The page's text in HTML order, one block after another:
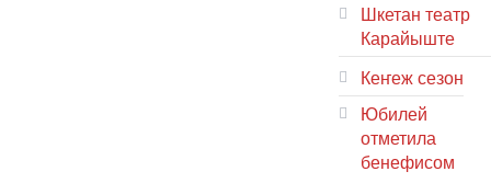
Шкетан театр
Карайыште
Кеҥеж сезон
Юбилей
отметила
бенефисом